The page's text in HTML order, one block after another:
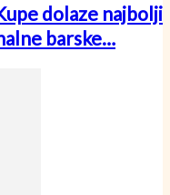
dolaze najbolji
barske…